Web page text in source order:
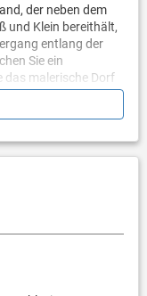
der neben dem
und Klein bereithält,
entlang der
Sie ein
das malerische Dorf